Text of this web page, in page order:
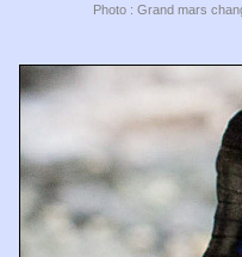
Photo : Grand mars